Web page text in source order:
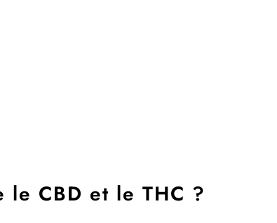
CBD et le THC ?